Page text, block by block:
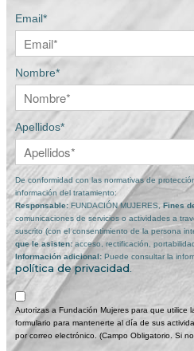
Email*
Nombre*
Apellidos*
De conformidad con las normativas de
información del tratamiento:
Responsable: FUNDACIÓN MUJERES, Fines
comunicaciones de servicios o actividades a
suscrito (con el consentimiento de la persona
que le asisten:acceso, rectificación,
Información adicional: Puede consultar la
política de privacidad.
Autorizas a Fundación Mujeres para que utilice
formulario para mantenerte al día de sus
por correo electrónico. (Campo Obligatorio. Si